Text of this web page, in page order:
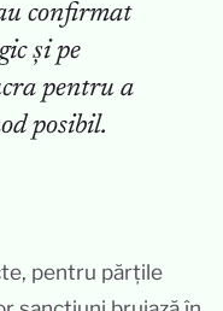
confirmat
și pe
pentru a
posibil.
pentru părțile